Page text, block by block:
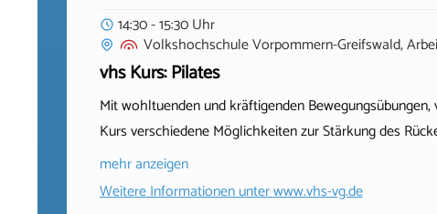
14:30 - 15:30 Uhr
Volkshochschule Vorpommern-Greifswald,
vhs Kurs: Pilates
Mit wohltuenden und kräftigenden
Kurs verschiedene Möglichkeiten zur Stärkung des
mehr anzeigen
Weitere Informationen unterwww.vhs-vg.de